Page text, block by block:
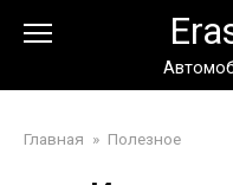
Главная » Полезное